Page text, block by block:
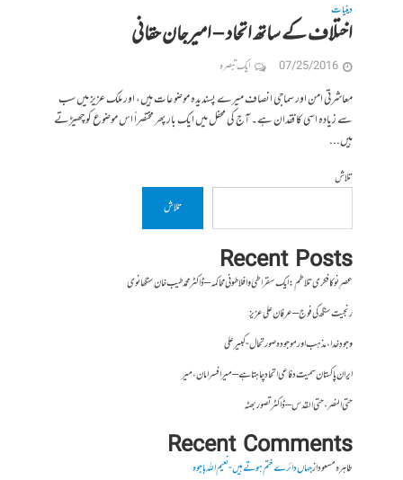
دینیات
اختلاف کے ساتھ اتحاد – امیرجان حقانی
07/25/2016 ایک تبصرہ
معاشرتی امن اور سماجی انصاف میرے پسندیدہ موضوعات ہیں، اور ملک عزیز میں سب
سے زیادہ اسی کا فقدان ہے۔ آج کی محفل میں ایک بار پھر مختصراً اس موضوع کو چھیڑتے
ہیں...
تلاش
تلاش
Recent Posts
عصرِ نو کا فکری تلاطم: ایک سقراطی و افلاطونی محاکمہ – ڈاکٹر محمد طیب خان سنگھانوی
رنجیت سنگھ کی فوج – عرفان علی عزیز
وجودِ خدا، مذہب اور موجودہ صورتحال- کبیر علی
ایران پاکستان سمیت دفاعی اتحاد چاہتا ہے – میر افسر امان،میر
حتی النصر ، حتی القدس – ڈاکٹر تصور بھٹہ
Recent Comments
طاہرہ مسعودازجہاں دائرے ختم ہوتے ہیں- نعیم اللہ باجوہ